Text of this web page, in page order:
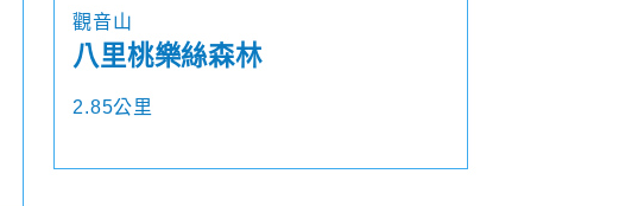
觀音山
八里桃樂絲森林
2.85公里